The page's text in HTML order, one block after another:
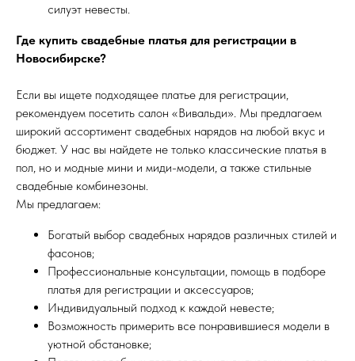
силуэт невесты.
Где купить свадебные платья для регистрации в
Новосибирске?
Если вы ищете подходящее платье для регистрации,
рекомендуем посетить салон «Вивальди». Мы предлагаем
широкий ассортимент свадебных нарядов на любой вкус и
бюджет. У нас вы найдете не только классические платья в
пол, но и модные мини и миди-модели, а также стильные
свадебные комбинезоны.
Мы предлагаем:
Богатый выбор свадебных нарядов различных стилей и
фасонов;
Профессиональные консультации, помощь в подборе
платья для регистрации и аксессуаров;
Индивидуальный подход к каждой невесте;
Возможность примерить все понравившиеся модели в
уютной обстановке;